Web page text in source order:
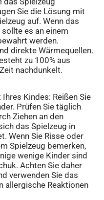
Sie die Lösung mit
auf. Wenn das
es an einem
werden.
direkte Wärmequellen.
zu 100% aus
nachdunkelt.
Kindes: Reißen Sie
Prüfen Sie täglich
Ziehen an den
das Spielzeug in
Wenn Sie Risse oder
Spielzeug bemerken,
wenige Kinder sind
Achten Sie daher
verwenden Sie das
allergische Reaktionen